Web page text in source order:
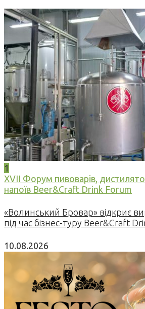
1
XVII Форум пивоварів,
напоїв Beer&Craft Drink Forum
«Волинський Бровар» відкриє
під час бізнес-туру Beer&Craft
10.08.2026